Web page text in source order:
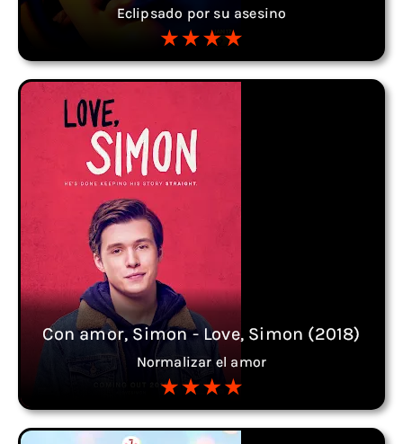
Eclipsado por su asesino
Con amor, Simon - Love, Simon (2018)
Normalizar el amor